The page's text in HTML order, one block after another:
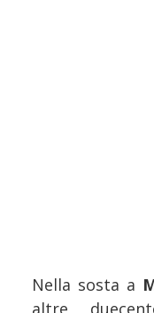
Nella sosta a